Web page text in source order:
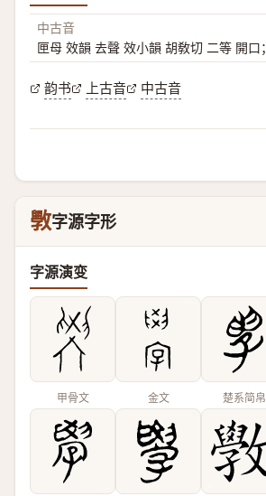
中古音
匣母 效韻 去聲 效小韻 胡敎切 二等 開口；
韵书 上古音 中古音
斆字源字形
字源演变
甲骨文 金文 楚系简帛